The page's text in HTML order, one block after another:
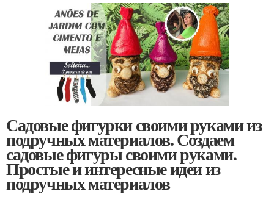
Садовые фигурки своими руками из
подручных материалов. Создаем
садовые фигуры своими руками.
Простые и интересные идеи из
подручных материалов